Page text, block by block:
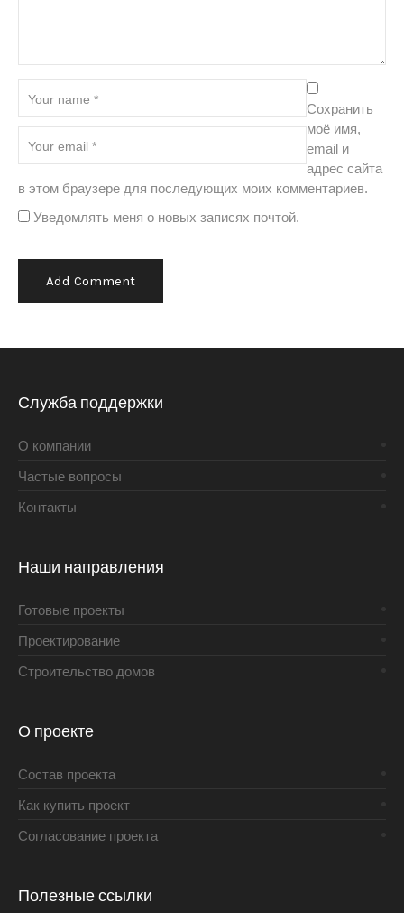
Сохранить
моё имя,
email и
адрес сайта
в этом браузере для последующих моих комментариев.
Уведомлять меня о новых записях почтой.
Служба поддержки
О компании
Частые вопросы
Контакты
Наши направления
Готовые проекты
Проектирование
Строительство домов
О проекте
Состав проекта
Как купить проект
Согласование проекта
Полезные ссылки